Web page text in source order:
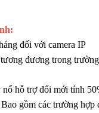
đối với camera IP
đương trong
hỗ trợ đổi mới tính
gồm các trường hợp